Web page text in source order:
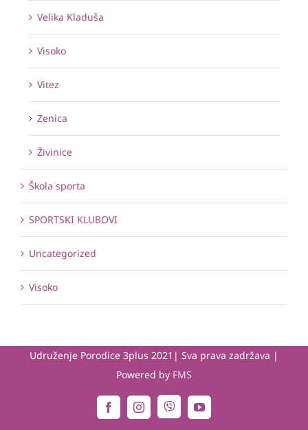
Velika Kladuša
Visoko
Vitez
Zenica
Živinice
Škola sporta
SPORTSKI KLUBOVI
Uncategorized
Visoko
Udruženje Porodice 3plus 2021| Sva prava zadržava |
Powered by FMS
FacebookInstagramViber YouTube